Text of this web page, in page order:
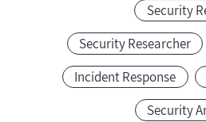
Security
Security Researcher
Incident Response
Security